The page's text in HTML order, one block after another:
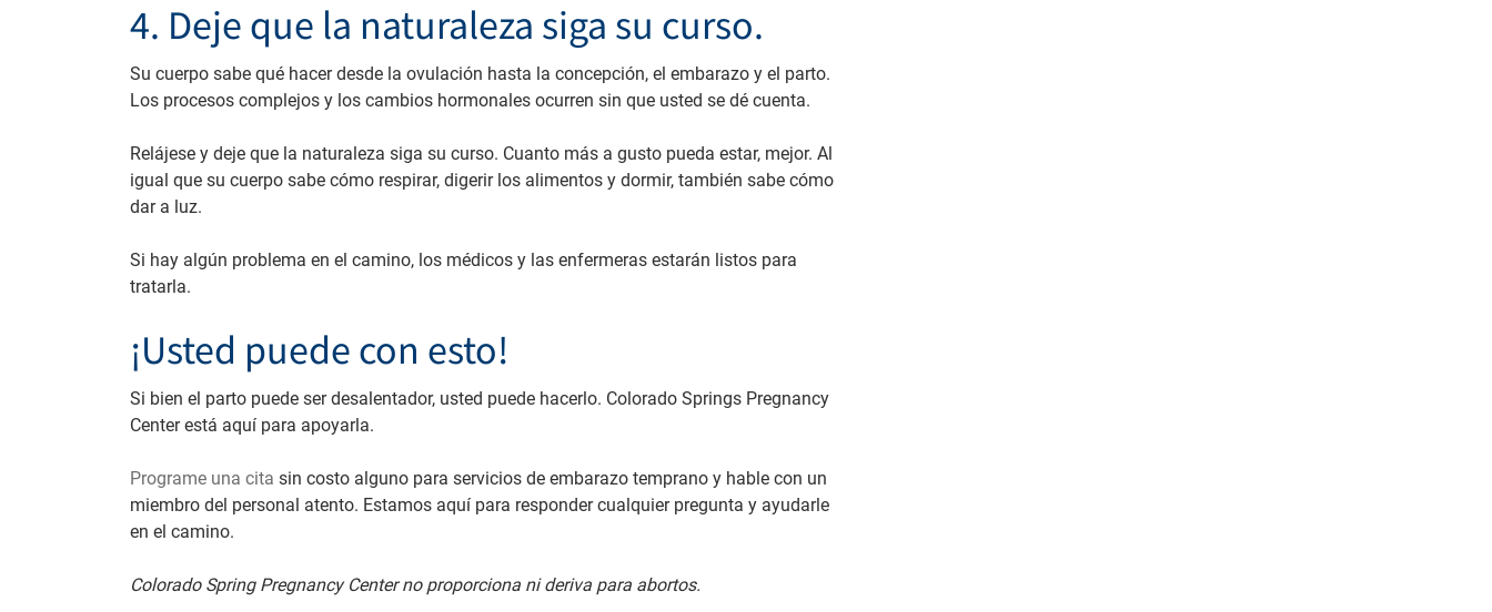
4. Deje que la naturaleza siga su curso.
Su cuerpo sabe qué hacer desde la ovulación hasta la concepción, el embarazo y el parto.
Los procesos complejos y los cambios hormonales ocurren sin que usted se dé cuenta.
Relájese y deje que la naturaleza siga su curso. Cuanto más a gusto pueda estar, mejor. Al
igual que su cuerpo sabe cómo respirar, digerir los alimentos y dormir, también sabe cómo
dar a luz.
Si hay algún problema en el camino, los médicos y las enfermeras estarán listos para
tratarla.
¡Usted puede con esto!
Si bien el parto puede ser desalentador, usted puede hacerlo. Colorado Springs Pregnancy
Center está aquí para apoyarla.
Programe una cita sin costo alguno para servicios de embarazo temprano y hable con un
miembro del personal atento. Estamos aquí para responder cualquier pregunta y ayudarle
en el camino.
Colorado Spring Pregnancy Center no proporciona ni deriva para abortos.